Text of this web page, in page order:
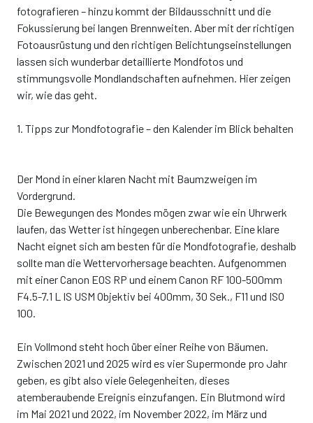
fotografieren – hinzu kommt der Bildausschnitt und die
Fokussierung bei langen Brennweiten. Aber mit der richtigen
Fotoausrüstung und den richtigen Belichtungseinstellungen
lassen sich wunderbar detaillierte Mondfotos und
stimmungsvolle Mondlandschaften aufnehmen. Hier zeigen
wir, wie das geht.
1. Tipps zur Mondfotografie – den Kalender im Blick behalten
Der Mond in einer klaren Nacht mit Baumzweigen im
Vordergrund.
Die Bewegungen des Mondes mögen zwar wie ein Uhrwerk
laufen, das Wetter ist hingegen unberechenbar. Eine klare
Nacht eignet sich am besten für die Mondfotografie, deshalb
sollte man die Wettervorhersage beachten. Aufgenommen
mit einer Canon EOS RP und einem Canon RF 100-500mm
F4.5-7.1 L IS USM Objektiv bei 400mm, 30 Sek., F11 und ISO
100.
Ein Vollmond steht hoch über einer Reihe von Bäumen.
Zwischen 2021 und 2025 wird es vier Supermonde pro Jahr
geben, es gibt also viele Gelegenheiten, dieses
atemberaubende Ereignis einzufangen. Ein Blutmond wird
im Mai 2021 und 2022, im November 2022, im März und